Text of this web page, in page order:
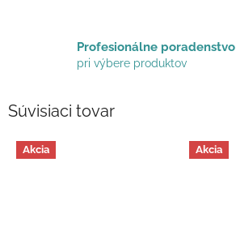
Profesionálne poradenstvo
pri výbere produktov
Súvisiaci tovar
Akcia Akcia